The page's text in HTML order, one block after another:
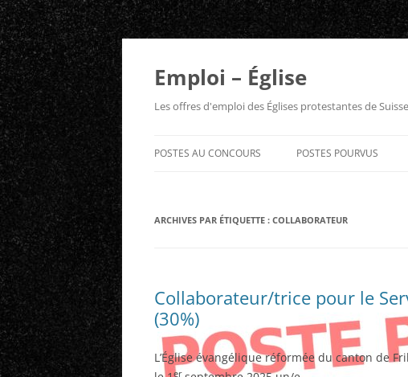
Aller
Emploi – Église
Les offres d'emploi des Églises protestantes de
POSTES AU CONCOURS POSTES POURVUS
ARCHIVES PAR ÉTIQUETTE : COLLABORATEUR
Collaborateur/trice pour le
(30%)
L’Église évangélique réformée du canton de
er